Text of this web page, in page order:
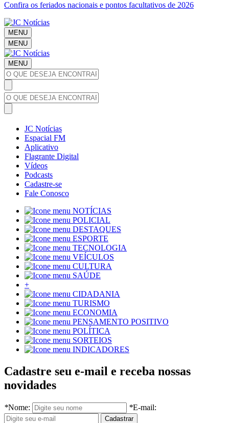
Confira os feriados nacionais e pontos facultativos de 2026
MENU
MENU
MENU
JC Notícias
Espacial FM
Aplicativo
Flagrante Digital
Vídeos
Podcasts
Cadastre-se
Fale Conosco
NOTÍCIAS
POLICIAL
DESTAQUES
ESPORTE
TECNOLOGIA
VEÍCULOS
CULTURA
SAÚDE
+
CIDADANIA
TURISMO
ECONOMIA
PENSAMENTO POSITIVO
POLÍTICA
SORTEIOS
INDICADORES
Cadastre seu e-mail e receba nossas
novidades
*Nome: *E-mail: